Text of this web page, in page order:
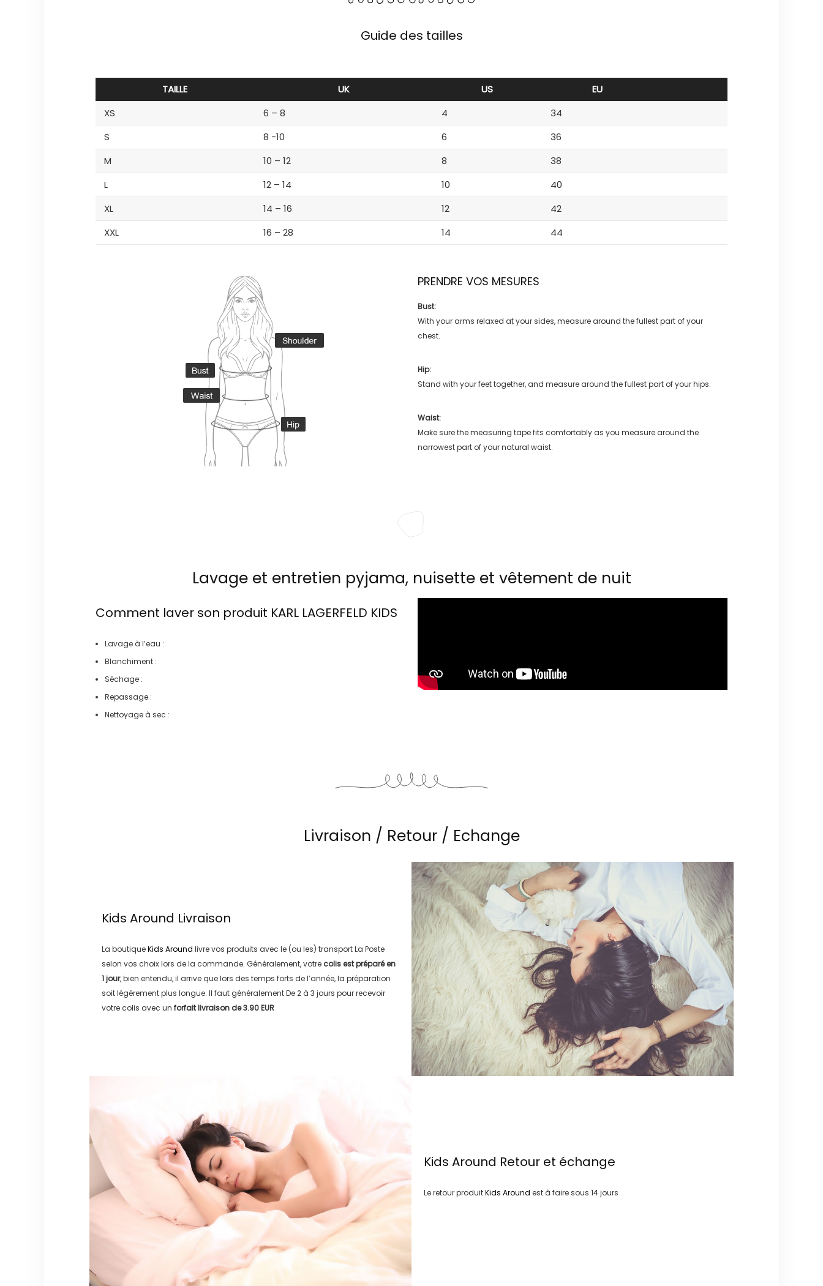
Guide des tailles
TAILLE UK US
EU
XS
6 – 8 4
34
S
8 -10 6
36
M
10 – 12 8
38
L
12 – 14 10
40
XL
14 – 16 12
42
XXL
16 – 28 14 44
PRENDRE VOS MESURES
Bust:
With your arms relaxed at your sides, measure around the fullest part of your
chest.
Hip:
Stand with your feet together, and measure around the fullest part of your hips.
Waist:
Make sure the measuring tape fits comfortably as you measure around the
narrowest part of your natural waist.
Lavage et entretien pyjama, nuisette et vêtement de nuit
Comment laver son produit KARL LAGERFELD KIDS
Lavage à l’eau :
Blanchiment :
Séchage :
Repassage :
Nettoyage à sec :
Livraison / Retour / Echange
Kids Around Livraison
La boutiqueKids Around livre vos produits avec le (ou les) transportLa Poste
selon vos choix lors de la commande. Généralement, votre colis est préparé en
1 jour, bien entendu, il arrive que lors des temps forts de l’année, la préparation
soit légérement plus longue. Il faut généralementDe 2 à 3 jours pour recevoir
votre colis avec un forfait livraison de3.90 EUR
Kids Around Retour et échange
Le retour produitKids Around est à faire sous 14 jours